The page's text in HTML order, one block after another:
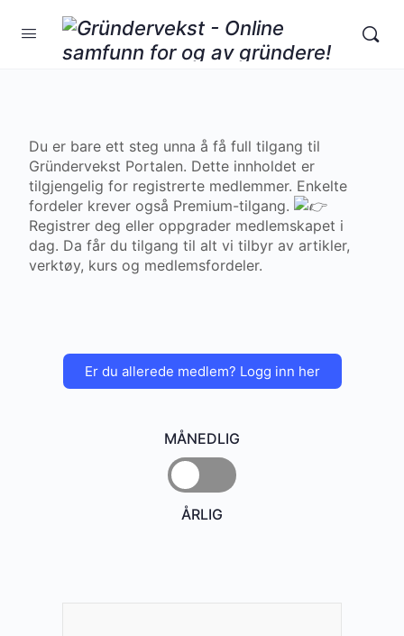
Du er bare ett steg unna å få full tilgang til
Gründervekst Portalen. Dette innholdet er
tilgjengelig for registrerte medlemmer. Enkelte
fordeler krever også Premium-tilgang.
Registrer deg eller oppgrader medlemskapet i
dag. Da får du tilgang til alt vi tilbyr av artikler,
verktøy, kurs og medlemsfordeler.
Er du allerede medlem? Logg inn her
MÅNEDLIG
ÅRLIG